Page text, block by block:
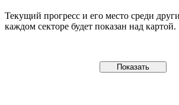
Текущий прогресс и его место среди
каждом секторе будет показан над картой.